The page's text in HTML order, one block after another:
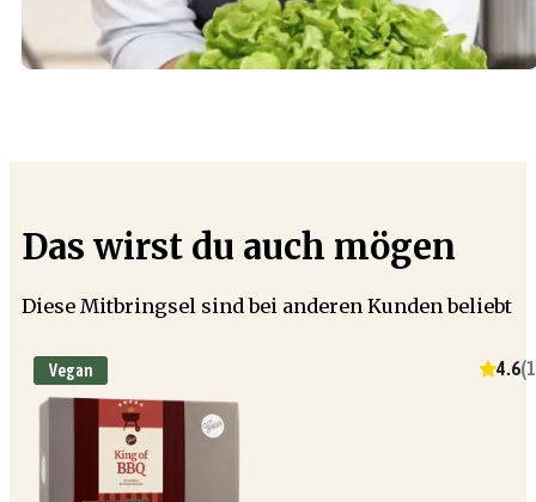
Das wirst du auch mögen
Diese Mitbringsel sind bei anderen Kunden beliebt
Vegan 4.6(